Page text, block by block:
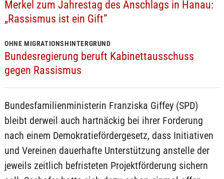
Merkel zum Jahrestag des Anschlags in Hanau:
„Rassismus ist ein Gift“
OHNE MIGRATIONSHINTERGRUND
Bundesregierung beruft Kabinettausschuss
gegen Rassismus
Bundesfamilienministerin Franziska Giffey (SPD)
bleibt derweil auch hartnäckig bei ihrer Forderung
nach einem Demokratiefördergesetz, dass Initiativen
und Vereinen dauerhafte Unterstützung anstelle der
jeweils zeitlich befristeten Projektförderung sichern